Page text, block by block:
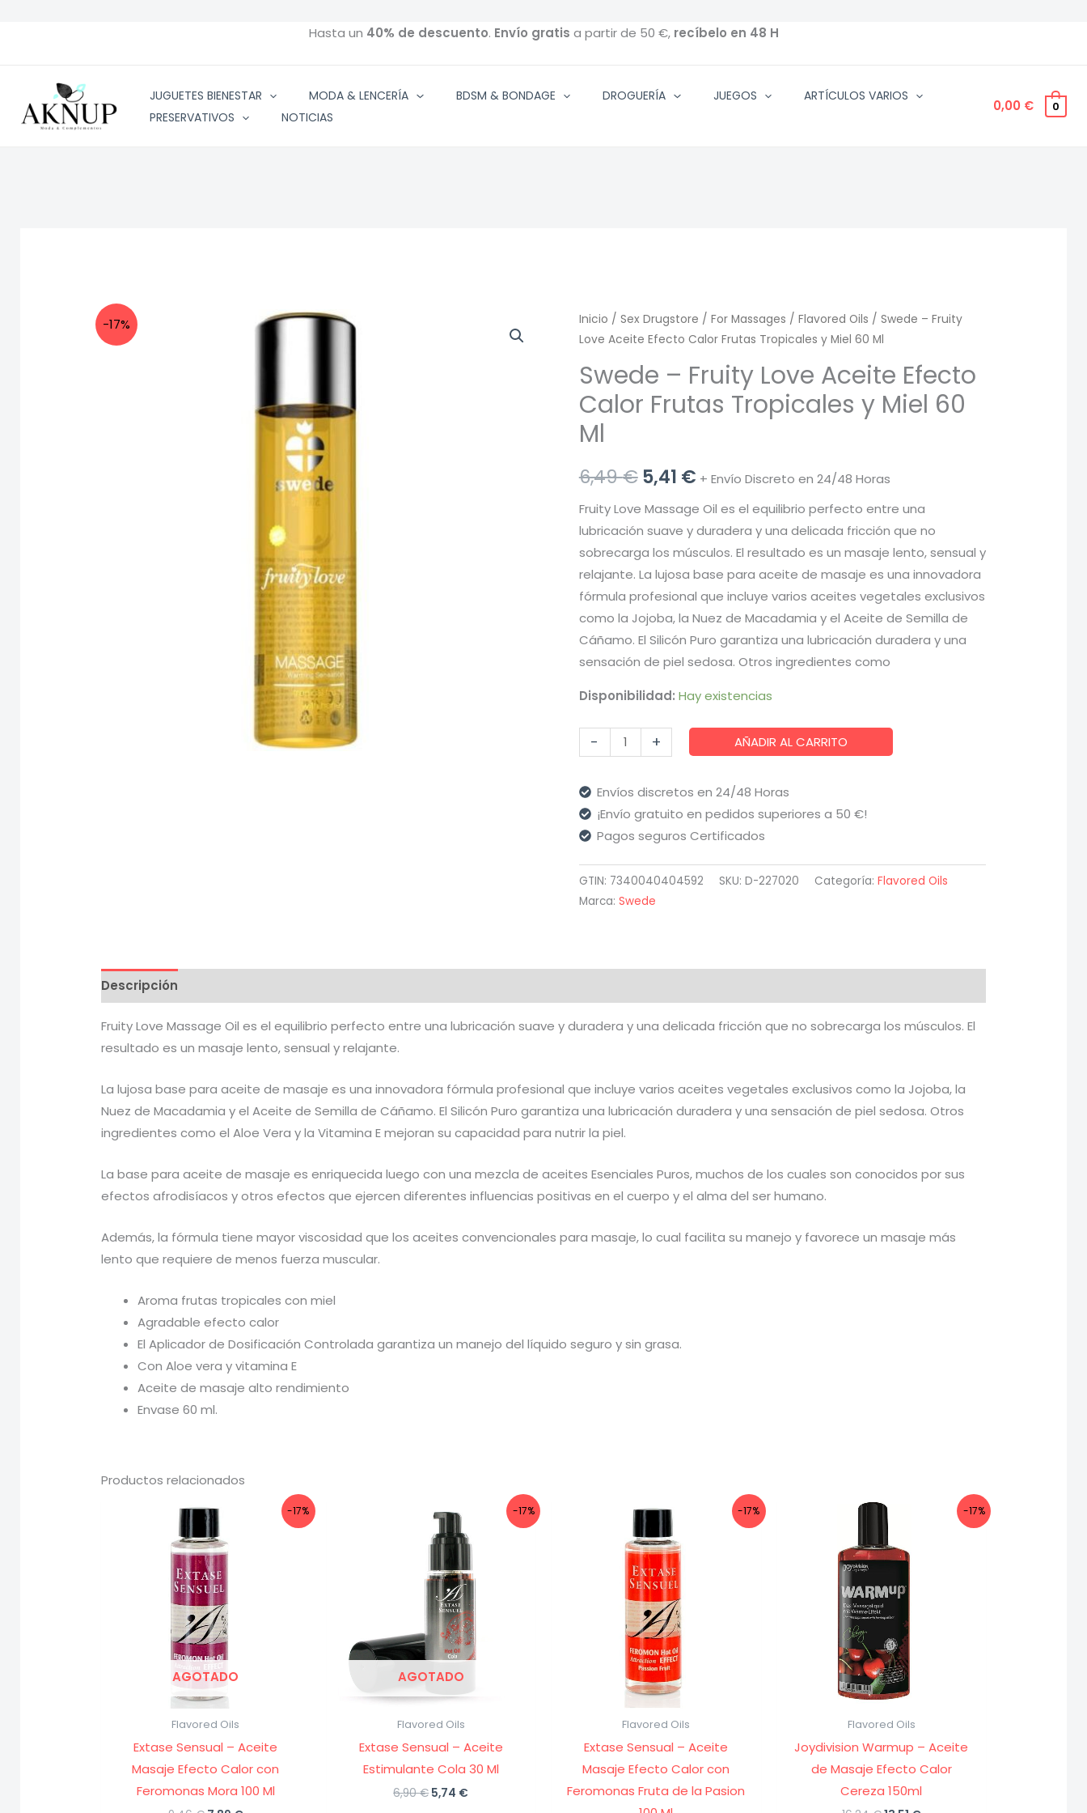
Hasta un 40% de descuento. Envío gratis a partir de 50 €, recíbelo en 48 H
JUGUETES BIENESTAR MODA & LENCERÍA BDSM & BONDAGE DROGUERÍA JUEGOS
ARTÍCULOS VARIOS
PRESERVATIVOS
NOTICIAS
0,00 € 0
-17% Inicio / Sex Drugstore / For Massages / Flavored Oils / Swede – Fruity
Love Aceite Efecto Calor Frutas Tropicales y Miel 60 Ml
Swede – Fruity Love Aceite Efecto
Calor Frutas Tropicales y Miel 60
Ml
6,49€El
precio
original
era:
6,49 €.
5,41 €El
precio
actual
es:
5,41 €.
+ Envío Discreto en 24/48 Horas
Fruity Love Massage Oil es el equilibrio perfecto entre una
lubricación suave y duradera y una delicada fricción que no
sobrecarga los músculos. El resultado es un masaje lento, sensual y
relajante. La lujosa base para aceite de masaje es una innovadora
fórmula profesional que incluye varios aceites vegetales exclusivos
como la Jojoba, la Nuez de Macadamia y el Aceite de Semilla de
Cáñamo. El Silicón Puro garantiza una lubricación duradera y una
sensación de piel sedosa. Otros ingredientes como
Disponibilidad: Hay existencias
-
Swede
-
Love
Aceite
Efecto
Calor
Frutas
Ml
cantidad
+ AÑADIR AL CARRITO
Envíos discretos en 24/48 Horas
¡Envío gratuito en pedidos superiores a 50 €!
Pagos seguros Certificados
GTIN: 7340040404592 SKU: D-227020 Categoría: Flavored Oils
Marca: Swede
Descripción
Fruity Love Massage Oil es el equilibrio perfecto entre una lubricación suave y duradera y una delicada fricción que no sobrecarga los músculos. El
resultado es un masaje lento, sensual y relajante.
La lujosa base para aceite de masaje es una innovadora fórmula profesional que incluye varios aceites vegetales exclusivos como la Jojoba, la
Nuez de Macadamia y el Aceite de Semilla de Cáñamo. El Silicón Puro garantiza una lubricación duradera y una sensación de piel sedosa. Otros
ingredientes como el Aloe Vera y la Vitamina E mejoran su capacidad para nutrir la piel.
La base para aceite de masaje es enriquecida luego con una mezcla de aceites Esenciales Puros, muchos de los cuales son conocidos por sus
efectos afrodisíacos y otros efectos que ejercen diferentes influencias positivas en el cuerpo y el alma del ser humano.
Además, la fórmula tiene mayor viscosidad que los aceites convencionales para masaje, lo cual facilita su manejo y favorece un masaje más
lento que requiere de menos fuerza muscular.
Aroma frutas tropicales con miel
Agradable efecto calor
El Aplicador de Dosificación Controlada garantiza un manejo del líquido seguro y sin grasa.
Con Aloe vera y vitamina E
​Aceite de masaje alto rendimiento
Envase 60 ml.
Productos relacionados
-17%
AGOTADO
Flavored Oils
Extase Sensual – Aceite
Masaje Efecto Calor con
Feromonas Mora 100 Ml
-17%
AGOTADO
Flavored Oils
Extase Sensual – Aceite
Estimulante Cola 30 Ml
6,90€ El
5,74 €
-17%
Flavored Oils
Extase Sensual – Aceite
Masaje Efecto Calor con
Feromonas Fruta de la Pasion
-17%
Flavored Oils
Joydivision Warmup – Aceite
de Masaje Efecto Calor
Cereza 150ml